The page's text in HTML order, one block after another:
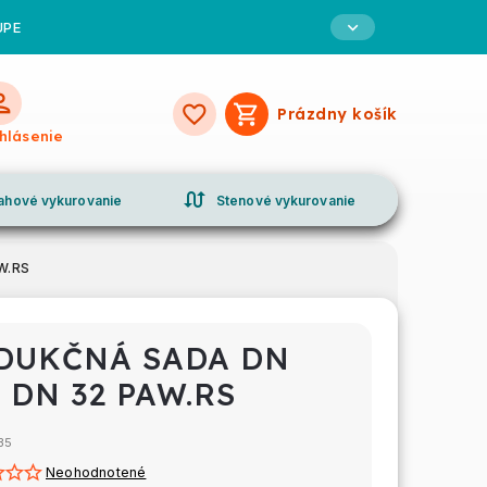
Nákupný
Prázdny košík
vykurovanie swap_calls Stenové vykurovanie
SADA DN
32 PAW.RS
Neohodnotené